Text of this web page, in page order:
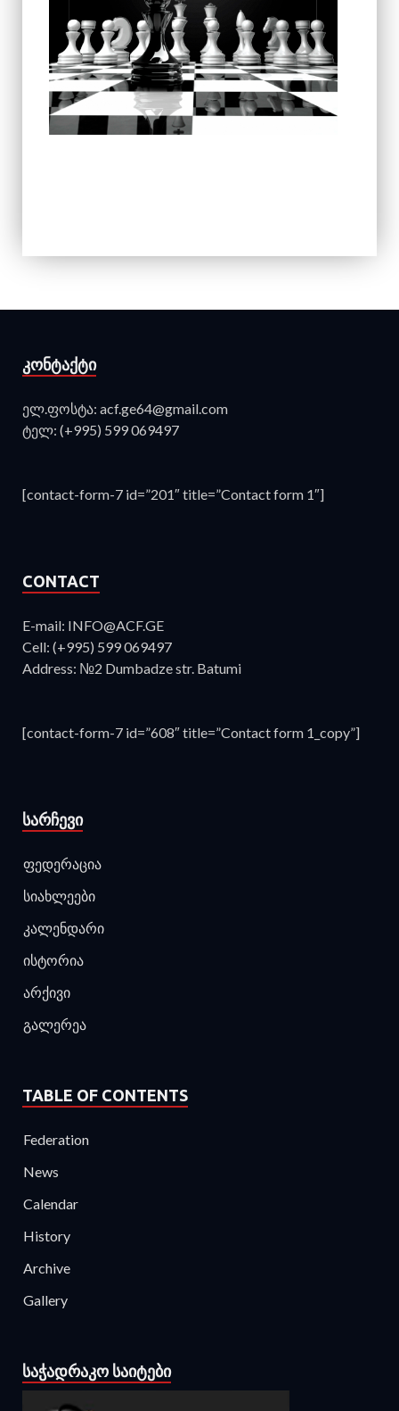
ᲙᲝᲜᲢᲐᲥᲢᲘ
ელ.ფოსტა: acf.ge64@gmail.com
ტელ: (+995) 599 069497
[contact-form-7 id=”201″ title=”Contact form 1″]
CONTACT
E-mail: INFO@ACF.GE
Cell: (+995) 599 069497
Address: №2 Dumbadze str. Batumi
[contact-form-7 id=”608″ title=”Contact form 1_copy”]
ᲡᲐᲠᲩᲔᲕᲘ
ფედერაცია
სიახლეები
კალენდარი
ისტორია
არქივი
გალერეა
TABLE OF CONTENTS
Federation
News
Calendar
History
Archive
Gallery
ᲡᲐᲭᲐᲓᲠᲐᲙᲝ ᲡᲐᲘᲢᲔᲑᲘ